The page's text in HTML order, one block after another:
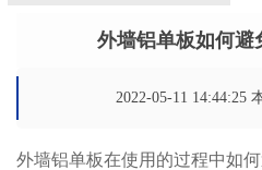
外墙铝单板如何避
2022-05-11 14:44:25
外墙铝单板在使用的过程中如